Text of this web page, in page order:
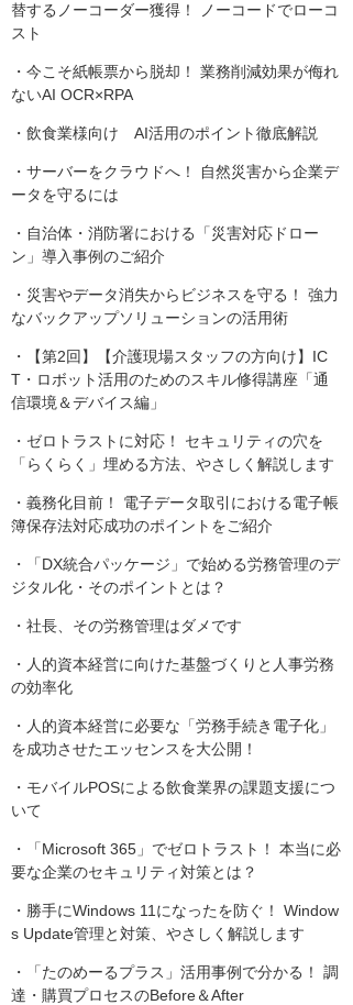
替するノーコーダー獲得！ ノーコードでローコ
スト
・今こそ紙帳票から脱却！ 業務削減効果が侮れ
ないAI OCR×RPA
・飲食業様向け AI活用のポイント徹底解説
・サーバーをクラウドへ！ 自然災害から企業デ
ータを守るには
・自治体・消防署における「災害対応ドロー
ン」導入事例のご紹介
・災害やデータ消失からビジネスを守る！ 強力
なバックアップソリューションの活用術
・【第2回】【介護現場スタッフの方向け】IC
T・ロボット活用のためのスキル修得講座「通
信環境＆デバイス編」
・ゼロトラストに対応！ セキュリティの穴を
「らくらく」埋める方法、やさしく解説します
・義務化目前！ 電子データ取引における電子帳
簿保存法対応成功のポイントをご紹介
・「DX統合パッケージ」で始める労務管理のデ
ジタル化・そのポイントとは？
・社長、その労務管理はダメです
・人的資本経営に向けた基盤づくりと人事労務
の効率化
・人的資本経営に必要な「労務手続き電子化」
を成功させたエッセンスを大公開！
・モバイルPOSによる飲食業界の課題支援につ
いて
・「Microsoft 365」でゼロトラスト！ 本当に必
要な企業のセキュリティ対策とは？
・勝手にWindows 11になったを防ぐ！ Window
s Update管理と対策、やさしく解説します
・「たのめーるプラス」活用事例で分かる！ 調
達・購買プロセスのBefore＆After